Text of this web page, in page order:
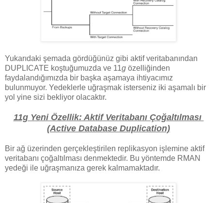
Yukarıdaki şemada gördüğünüz gibi aktif veritabanından
DUPLICATE koştuğumuzda ve 11g özelliğinden
faydalandığımızda bir başka aşamaya ihtiyacımız
bulunmuyor. Yedeklerle uğraşmak isterseniz iki aşamalı bir
yol yine sizi bekliyor olacaktır.
11g Yeni Özellik: Aktif Veritabanı Çoğaltılması
(Active Database Duplication)
Bir ağ üzerinden gerçekleştirilen replikasyon işlemine aktif
veritabanı çoğaltılması denmektedir. Bu yöntemde RMAN
yedeği ile uğraşmanıza gerek kalmamaktadır.